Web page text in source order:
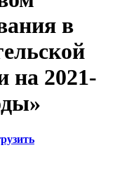
в
на 2021-